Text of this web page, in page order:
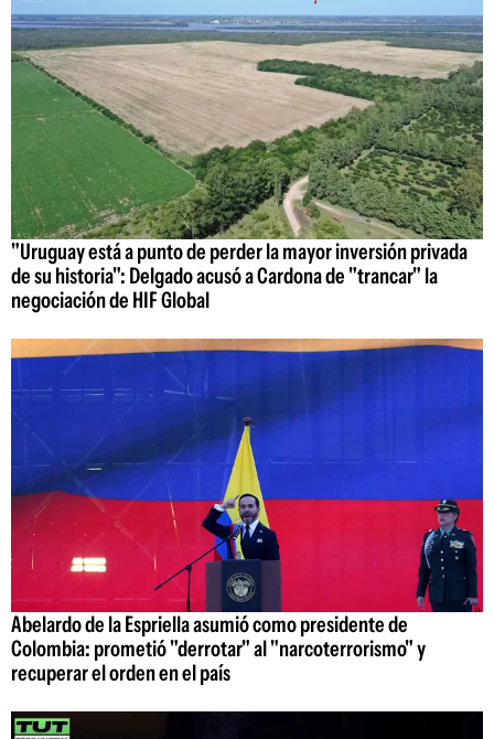
"Uruguay está a punto de perder la mayor inversión privada
de su historia": Delgado acusó a Cardona de "trancar" la
negociación de HIF Global
Abelardo de la Espriella asumió como presidente de
Colombia: prometió "derrotar" al "narcoterrorismo" y
recuperar el orden en el país